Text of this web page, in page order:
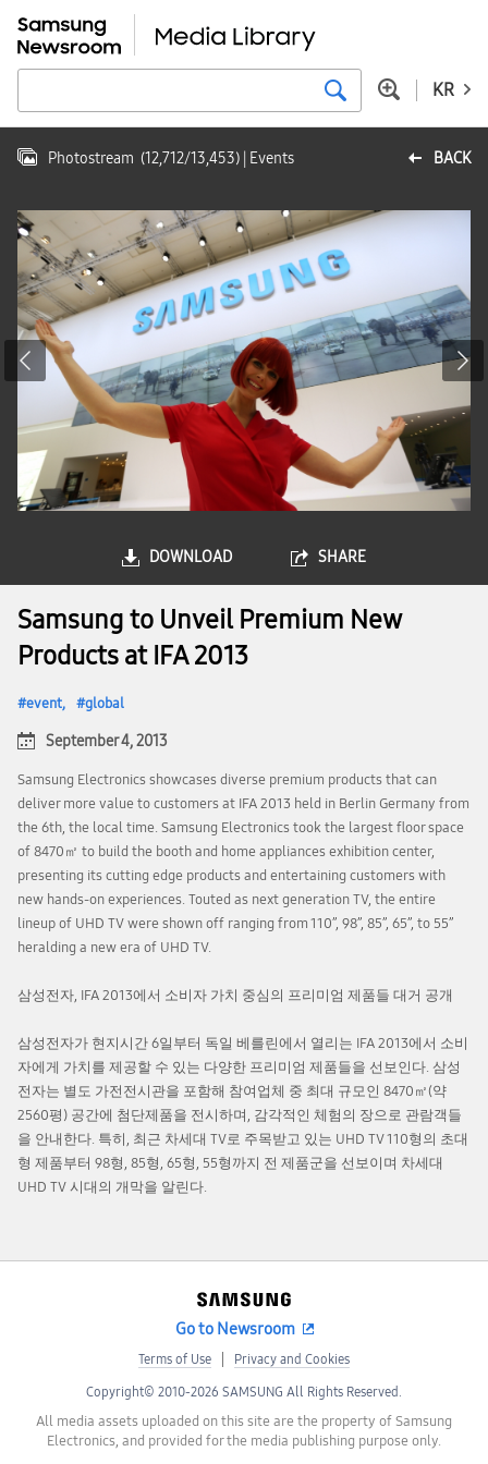
KR
BACK
Photostream (12,712/13,453) | Events
DOWNLOAD SHARE
Samsung to Unveil Premium New
Products at IFA 2013
event global
September 4, 2013
Samsung Electronics showcases diverse premium products that can
deliver more value to customers at IFA 2013 held in Berlin Germany from
the 6th, the local time. Samsung Electronics took the largest floor space
of 8470㎡ to build the booth and home appliances exhibition center,
presenting its cutting edge products and entertaining customers with
new hands-on experiences. Touted as next generation TV, the entire
lineup of UHD TV were shown off ranging from 110’’, 98’’, 85’’, 65’’, to 55’’
heralding a new era of UHD TV.
삼성전자, IFA 2013에서 소비자 가치 중심의 프리미엄 제품들 대거 공개
삼성전자가 현지시간 6일부터 독일 베를린에서 열리는 IFA 2013에서 소비
자에게 가치를 제공할 수 있는 다양한 프리미엄 제품들을 선보인다. 삼성
전자는 별도 가전전시관을 포함해 참여업체 중 최대 규모인 8470㎡(약
2560평) 공간에 첨단제품을 전시하며, 감각적인 체험의 장으로 관람객들
을 안내한다. 특히, 최근 차세대 TV로 주목받고 있는 UHD TV 110형의 초대
형 제품부터 98형, 85형, 65형, 55형까지 전 제품군을 선보이며 차세대
UHD TV 시대의 개막을 알린다.
Go to Newsroom
Terms of Use Privacy and Cookies
Copyright© 2010-2026 SAMSUNG All Rights Reserved.
All media assets uploaded on this site are the property of Samsung
Electronics, and provided for the media publishing purpose only.